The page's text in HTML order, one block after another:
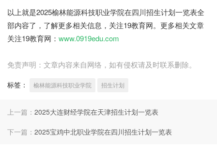
以上就是2025榆林能源科技职业学院在四川招生计划一览表全
部内容了，了解更多相关信息，关注19教育网。更多相关文章
关注19教育网： www.0919edu.com
免责声明：文章内容来自网络，如有侵权请及时联系删除。
标签： 榆林能源科技职业学院 招生计划
上一篇： 2025大连财经学院在天津招生计划一览表
下一篇： 2025宝鸡中北职业学院在四川招生计划一览表